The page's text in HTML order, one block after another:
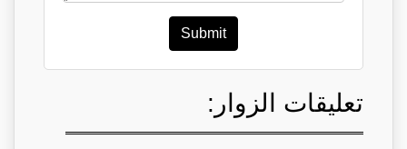
Submit
تعليقات الزوار: